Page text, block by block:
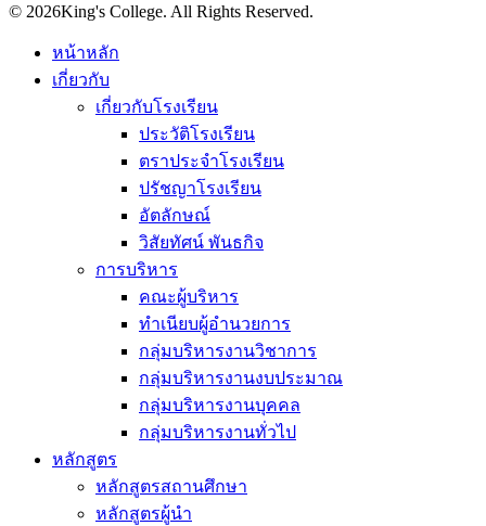
© 2026King's College. All Rights Reserved.
หน้าหลัก
เกี่ยวกับ
เกี่ยวกับโรงเรียน
ประวัติโรงเรียน
ตราประจำโรงเรียน
ปรัชญาโรงเรียน
อัตลักษณ์
วิสัยทัศน์ พันธกิจ
การบริหาร
คณะผู้บริหาร
ทำเนียบผู้อำนวยการ
กลุ่มบริหารงานวิชาการ
กลุ่มบริหารงานงบประมาณ
กลุ่มบริหารงานบุคคล
กลุ่มบริหารงานทั่วไป
หลักสูตร
หลักสูตรสถานศึกษา
หลักสูตรผู้นำ